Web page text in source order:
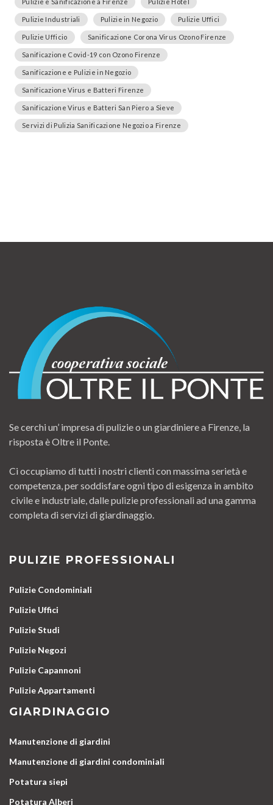
Pulizie Industriali Pulizie in Negozio Pulizie Uffici
Pulizie Ufficio Sanificazione Corona Virus Ozono Firenze
Sanificazione Covid-19 con Ozono Firenze
Sanificazione e Pulizie in Negozio
Sanificazione Virus e Batteri Firenze
Sanificazione Virus e Batteri San Piero a Sieve
Servizi di Pulizia Sanificazione Negozio a Firenze
Se cerchi un’ impresa di pulizie o un giardiniere a Firenze, la
risposta è Oltre il Ponte.
Ci occupiamo di tutti i nostri clienti con massima serietà e
competenza, per soddisfare ogni tipo di esigenza in ambito
civile e industriale, dalle pulizie professionali ad una gamma
completa di servizi di giardinaggio.
PULIZIE PROFESSIONALI
Pulizie Condominiali
Pulizie Uffici
Pulizie Studi
Pulizie Negozi
Pulizie Capannoni
Pulizie Appartamenti
GIARDINAGGIO
Manutenzione di giardini
Manutenzione di giardini condominiali
Potatura siepi
Potatura Alberi